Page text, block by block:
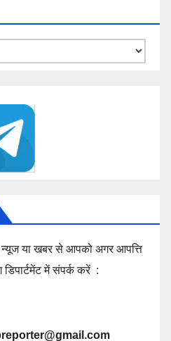
न्यूज या खबर से आपको अगर आपत्ति
डिपार्टमेंट में संपर्क करें :